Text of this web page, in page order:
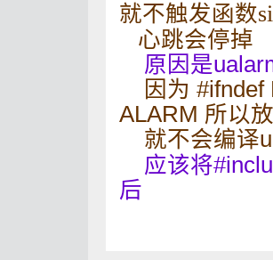
就不触发函数
心跳会停掉
原因是
因为 #ifndef
ALARM 所以
就不会编译
应该将
后